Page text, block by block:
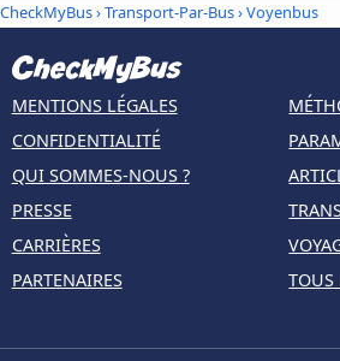
CheckMyBus›Transport-Par-Bus› Voyenbus
MENTIONS LÉGALES
CONFIDENTIALITÉ
QUI SOMMES-NOUS ?
PRESSE
CARRIÈRES
PARTENAIRES
TOUS